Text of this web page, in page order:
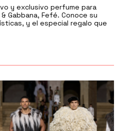
y exclusivo perfume para
Gabbana, Fefé. Conoce su
y el especial regalo que